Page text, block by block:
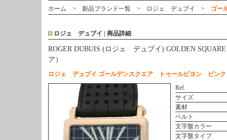
ホーム > 新品ブランド一覧 > ロジェ デュブイ > ゴー
ロジェ デュブイ | 商品詳細
ROGER DUBUIS (ロジェ デュブイ) GOLDEN
ア）
ロジェ デュブイ ゴールデンスクエア トゥールビヨン ピンク
Ref.
サイズ
素材
ベルト
文字盤カラー
文字盤タイプ